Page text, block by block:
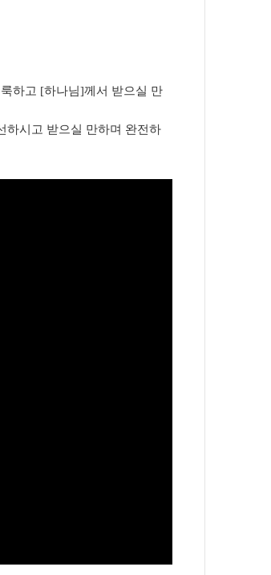
하고 [하나님]께서 받으실 만
하시고 받으실 만하며 완전하